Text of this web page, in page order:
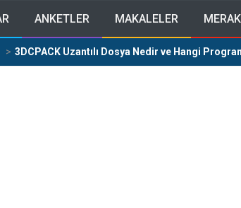
ANKETLER MAKALELER MERAK
3DCPACK Uzantılı Dosya Nedir ve Hangi